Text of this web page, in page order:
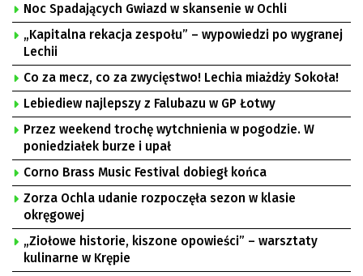
Noc Spadających Gwiazd w skansenie w Ochli
„Kapitalna rekacja zespołu” – wypowiedzi po wygranej
Lechii
Co za mecz, co za zwycięstwo! Lechia miażdży Sokoła!
Lebiediew najlepszy z Falubazu w GP Łotwy
Przez weekend trochę wytchnienia w pogodzie. W
poniedziałek burze i upał
Corno Brass Music Festival dobiegł końca
Zorza Ochla udanie rozpoczęła sezon w klasie
okręgowej
„Ziołowe historie, kiszone opowieści” – warsztaty
kulinarne w Krępie